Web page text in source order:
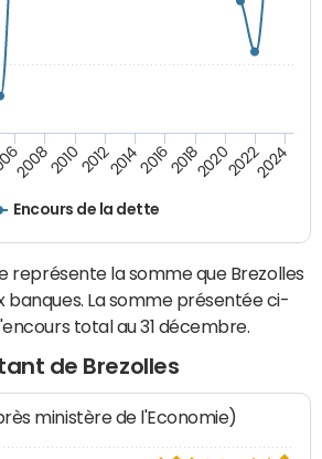
Encours de la dette
200820102012201420162018202020222024
représente la somme que Brezolles
banques. La somme présentée ci-
total au 31 décembre.
de Brezolles
ministère de l'Economie)